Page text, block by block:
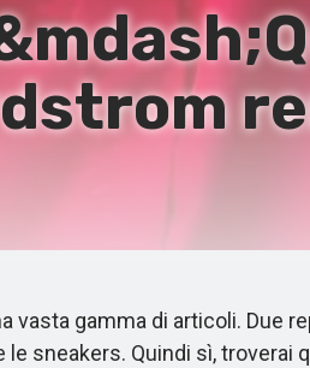
gamma di articoli. Due
sneakers. Quindi sì,